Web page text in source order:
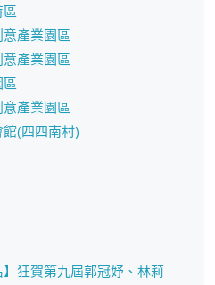
產業園區
產業園區
產業園區
(四四南村)
】狂賀第九屆郭冠妤、林莉